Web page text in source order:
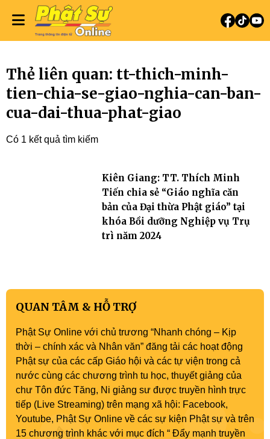
Thẻ liên quan: tt-thich-minh-
tien-chia-se-giao-nghia-can-ban-
cua-dai-thua-phat-giao
Có 1 kết quả tìm kiếm
Kiên Giang: TT. Thích Minh
Tiến chia sẻ “Giáo nghĩa căn
bản của Đại thừa Phật giáo” tại
khóa Bồi dưỡng Nghiệp vụ Trụ
trì năm 2024
QUAN TÂM & HỖ TRỢ
Phật Sự Online với chủ trương “Nhanh chóng – Kịp
thời – chính xác và Nhân văn” đăng tải các hoạt động
Phật sự của các cấp Giáo hội và các tự viện trong cả
nước cùng các chương trình tu học, thuyết giảng của
chư Tôn đức Tăng, Ni giảng sư được truyền hình trực
tiếp (Live Streaming) trên mạng xã hội: Facebook,
Youtube, Phật Sự Online về các sự kiện Phật sự và trên
15 chương trình khác với mục đích “ Đẩy mạnh truyền